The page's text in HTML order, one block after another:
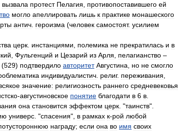
вызвала протест Пелагия противопоставившего ей
могло апеллировать лишь к практике монашеского
антич героизма (человек самостоят. усилием
церк инстанциями полемика не прекратилась и в
Фульгенций и Цезарий из Арля пелагианство –
(529) подтвердило авторитет Августина но не смогло
индивидуалистич религ. переживания
значение: религиозность раннего средневековья
-августиновское понятие благодати в 6 в
она становится эффектом церк . "таинств".
универс . "спасения", в рамках к-рой любой
награду; если она во имя своих